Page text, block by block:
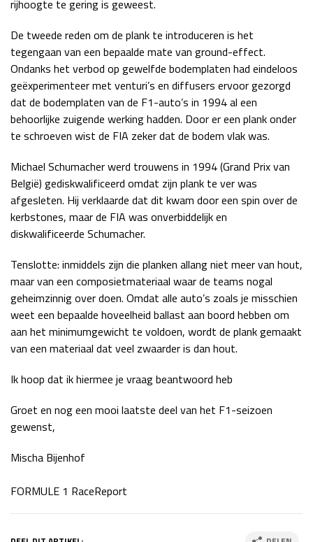
GP QATAR 2026 27 - 29 nov
Kwalificatie
za 19:00 - 20:00
Kwalificatie
Race
zo 14:00 - 16:00
rijhoogte te gering is geweest.
De tweede reden om de plank te introduceren is het
tegengaan van een bepaalde mate van ground-effect.
Ondanks het verbod op gewelfde bodemplaten had eindeloos
geëxperimenteer met venturi’s en diffusers ervoor gezorgd
dat de bodemplaten van de F1-auto’s in 1994 al een
behoorlijke zuigende werking hadden. Door er een plank onder
te schroeven wist de FIA zeker dat de bodem vlak was.
Michael Schumacher werd trouwens in 1994 (Grand Prix van
België) gediskwalificeerd omdat zijn plank te ver was
afgesleten. Hij verklaarde dat dit kwam door een spin over de
kerbstones, maar de FIA was onverbiddelijk en
diskwalificeerde Schumacher.
Tenslotte: inmiddels zijn die planken allang niet meer van hout,
maar van een composietmateriaal waar de teams nogal
geheimzinnig over doen. Omdat alle auto’s zoals je misschien
weet een bepaalde hoveelheid ballast aan boord hebben om
aan het minimumgewicht te voldoen, wordt de plank gemaakt
van een materiaal dat veel zwaarder is dan hout.
Ik hoop dat ik hiermee je vraag beantwoord heb
Groet en nog een mooi laatste deel van het F1-seizoen
gewenst,
Mischa Bijenhof
FORMULE 1 RaceReport